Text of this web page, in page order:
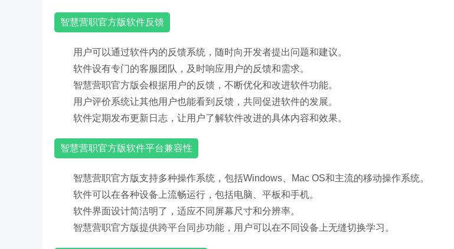
智慧营职官方版软件反馈
用户可以通过软件内的反馈系统，随时向开发者提出问题和建议。
软件设有专门的客服团队，及时响应用户的反馈和需求。
智慧营职官方版会根据用户的反馈，不断优化和改进软件功能。
用户评价系统让其他用户也能看到反馈，共同促进软件的发展。
软件定期发布更新日志，让用户了解软件改进的具体内容和效果。
智慧营职官方版软件平台兼容性
智慧营职官方版支持多种操作系统，包括Windows、Mac OS和主流的移动操作系统。
软件可以在各种设备上流畅运行，包括电脑、平板和手机。
软件界面设计简洁明了，适应不同屏幕尺寸和分辨率。
智慧营职官方版提供跨平台同步功能，用户可以在不同设备上无缝切换学习。